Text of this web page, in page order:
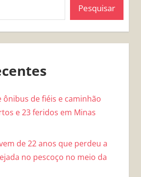
Pesquisar
de fiéis e caminhão
e 23 feridos em Minas
de 22 anos que perdeu a
no pescoço no meio da